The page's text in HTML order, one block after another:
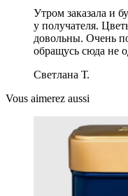
Утром заказала и
у получателя.
довольны. Очень
обращусь сюда не
Светлана Т.
Vous aimerez aussi